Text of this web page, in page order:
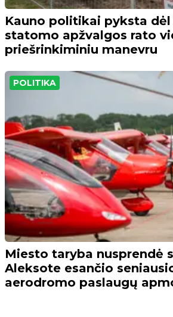
Kauno politikai pyksta
statomo apžvalgos rato
priešrinkiminiu manevru
POLITIKA
Miesto taryba nusprendė
Aleksote esančio
aerodromo paslaugų